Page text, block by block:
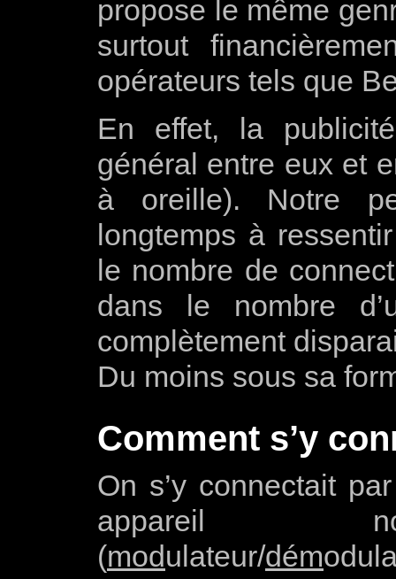
propose le même
surtout
opérateurs tels que
En effet, la
général entre eux et
à oreille). Notre
longtemps à
le nombre de
dans le nombre
complètement
Du moins sous sa
Comment s’y
On s’y connectait
appareil
(modulateur/dém